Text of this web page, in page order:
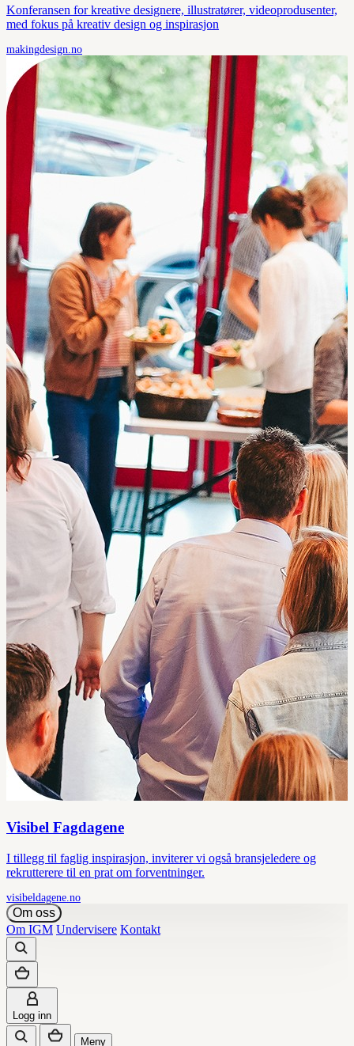
Konferansen for kreative designere, illustratører, videoprodusenter,
med fokus på kreativ design og inspirasjon
makingdesign.no
Visibel Fagdagene
I tillegg til faglig inspirasjon, inviterer vi også bransjeledere og
rekrutterere til en prat om forventninger.
visibeldagene.no
Om oss
Om IGM Undervisere Kontakt
Logg inn
Meny